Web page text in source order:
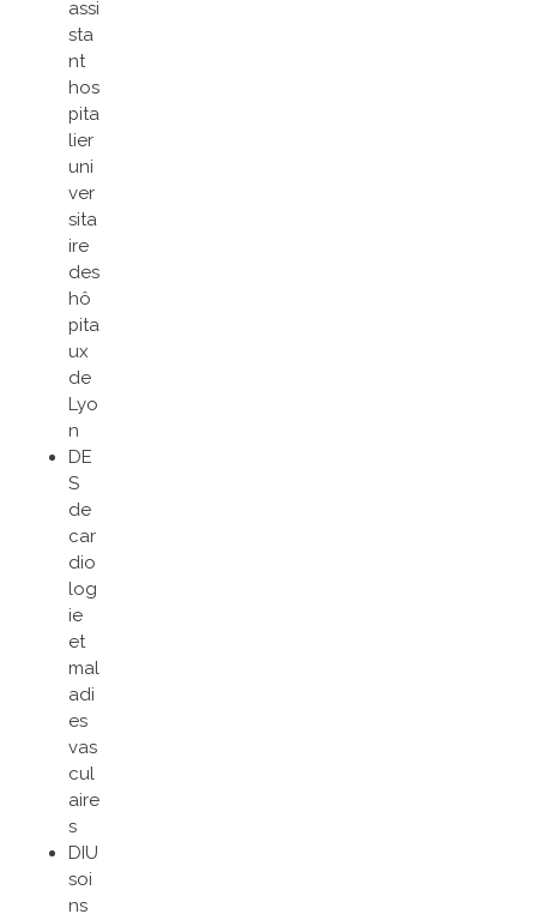
assi
sta
nt
hos
pita
lier
uni
ver
sita
ire
des
hô
pita
ux
de
Lyo
n
DE
S
de
car
dio
log
ie
et
mal
adi
es
vas
cul
aire
s
DIU
soi
ns